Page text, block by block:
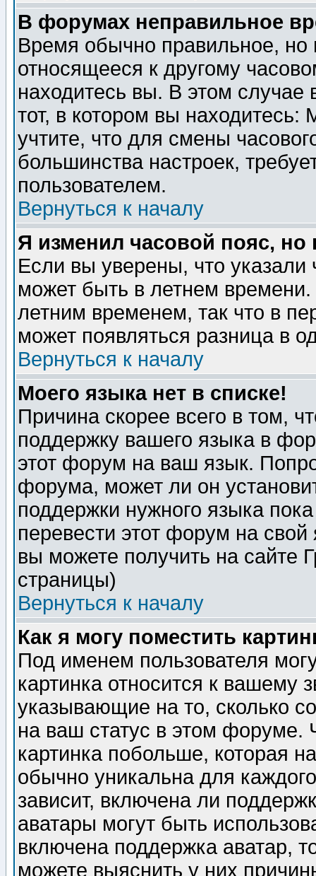
В форумах неправильное
Время обычно правильное,
относящееся к другому
находитесь вы. В этом
тот, в котором вы
учтите, что для смены
большинства настроек,
пользователем.
Вернуться к началу
Я изменил часовой пояс,
Если вы уверены, что указали
может быть в летнем
летним временем, так что в
может появляться разница в
Вернуться к началу
Моего языка нет в списке!
Причина скорее всего в том,
поддержку вашего языка в
этот форум на ваш язык.
форума, может ли он
поддержки нужного языка
перевести этот форум на
вы можете получить на сайте
страницы)
Вернуться к началу
Как я могу поместить
Под именем пользователя
картинка относится к вашему
указывающие на то, сколько
на ваш статус в этом форуме.
картинка побольше, которая
обычно уникальна для
зависит, включена ли
аватары могут быть
включена поддержка аватар,
можете выяснить у них